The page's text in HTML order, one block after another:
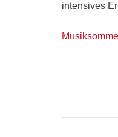
intensives